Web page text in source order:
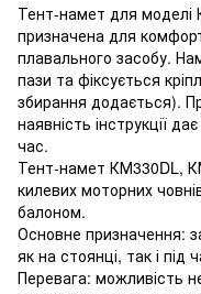
Тент-намет для
призначена для
плавального засобу.
пази та фіксується
збирання додається).
наявність інструкції
час.
Тент-намет КМ330DL,
килевих моторних
балоном.
Основне призначення:
як на стоянці, так і під
Перевага: можливість